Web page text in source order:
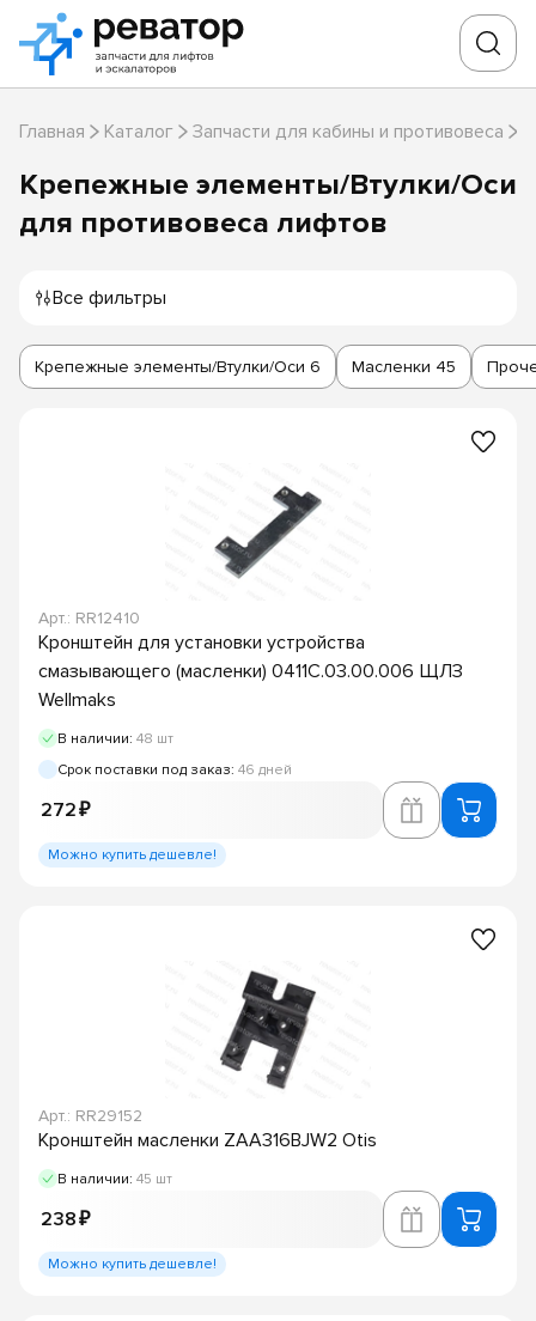
Главная Каталог Запчасти для кабины и противовеса
Крепежные элементы/Втулки/Оси
для противовеса лифтов
Все фильтры
Крепежные элементы/Втулки/Оси 6 Масленки 45
Арт.: RR12410
Кронштейн для установки устройства
смазывающего (масленки) 0411С.03.00.006 ЩЛЗ
Wellmaks
В наличии: 48 шт
Срок поставки под заказ: 46 дней
272 ₽
Можно купить дешевле!
Арт.: RR29152
Кронштейн масленки ZAA316BJW2 Otis
В наличии: 45 шт
238 ₽
Можно купить дешевле!